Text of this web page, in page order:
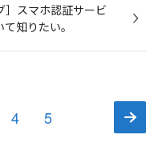
］スマホ認証サービ
知りたい。
4 5